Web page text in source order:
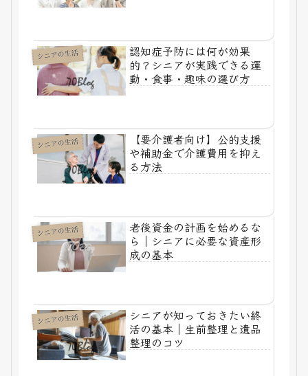
シニアの生活
認知症予防には何が効果
的？シニアが実践できる運
動・食事・趣味の選び方
シニアの生活
【要介護者向け】公的支援
や補助金で介護費用を抑え
る方法
シニアの生活
老後資金の計画を始めるな
ら｜シニアに必要な資産形
成の基本
シニアの生活
シニアが知っておきたい終
活の基本｜生前整理と遺品
整理のコツ